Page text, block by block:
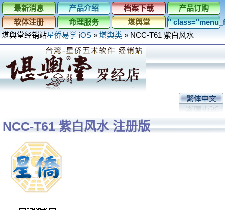
最新消息 产品介绍 档案下载
产品订购
软体注册
命理服务 堪舆堂
"
堪舆堂经销站星侨易学 iOS » 堪舆类 » NCC-T61 紫白风水
繁体中文
NCC-T61 紫白风水 注册版